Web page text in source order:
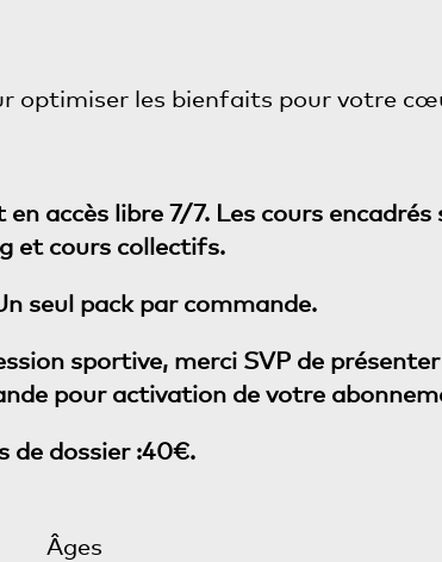
optimiser les bienfaits pour votre
accès libre 7/7. Les cours encadrés
et cours collectifs.
seul pack par commande.
sportive, merci SVP de
pour activation de votre
de dossier :40€.
Âges